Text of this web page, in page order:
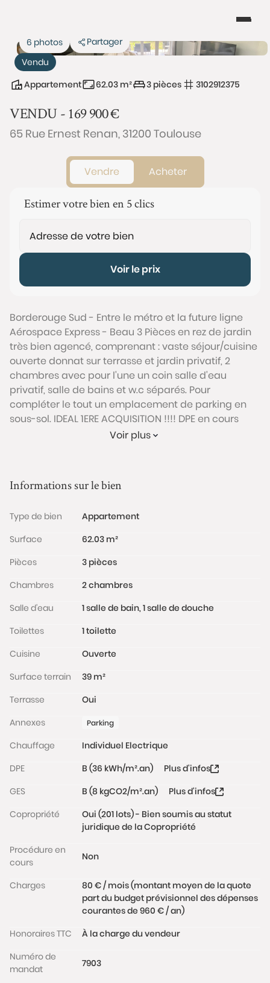
Vendu
6 photos Partager
Appartement 62.03 m² 3 pièces 3102912375
VENDU -169 900€
65 Rue Ernest Renan, 31200 Toulouse
Vendre Acheter
Estimer votre bien en 5 clics
Voir le prix
Borderouge Sud - Entre le métro et la future ligne
Aérospace Express - Beau 3 Pièces en rez de jardin
très bien agencé, comprenant : vaste séjour/cuisine
ouverte donnat sur terrasse et jardin privatif, 2
chambres avec pour l'une un coin salle d'eau
privatif, salle de bains et w.c séparés. Pour
compléter le tout un emplacement de parking en
sous-sol. IDEAL 1ERE ACQUISITION !!!! DPE en cours
Conformément à l'Article L.561-5 du code monétaire
exposé sont disponibles sur le site Géorisques :
www.georisques.gouv.fr
Voir plus
Informations sur le bien
Type de bien
Appartement
Surface
62.03 m²
Pièces
3 pièces
Chambres
2 chambres
Salle d'eau
1 salle de bain, 1 salle de douche
Toilettes
1 toilette
Cuisine
Ouverte
Surface terrain
39 m²
Terrasse
Oui
Annexes
Parking
Chauffage
Individuel Electrique
DPE
B (36 kWh/m².an)
Plus d'infos
GES
B (8 kgCO2/m².an)
Plus d'infos
Copropriété
Oui (201 lots) - Bien soumis au statut
juridique de la Copropriété
Procédure en
cours
Non
Charges
80 € / mois (montant moyen de la quote
part du budget prévisionnel des dépenses
courantes de 960 € / an)
Honoraires TTC
À la charge du vendeur
Numéro de
mandat
7903